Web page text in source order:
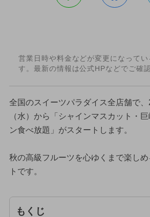
営業日時や料金などが変更になってい
す。最新の情報は公式HPなどでご確
全国のスイーツパラダイス全店舗で、
（水）から「シャインマスカット・
ン食べ放題」がスタートします。
秋の高級フルーツを心ゆくまで楽し
トです。
もくじ